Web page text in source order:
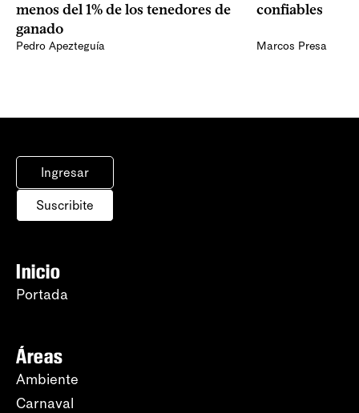
menos del 1% de los tenedores de
ganado
Pedro Apezteguía
confiables
Marcos Presa
Ingresar
Suscribite
Inicio
Portada
Áreas
Ambiente
Carnaval